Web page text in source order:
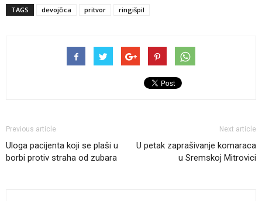
TAGS devojčica pritvor ringišpil
Previous article
Uloga pacijenta koji se plaši u
borbi protiv straha od zubara
Next article
U petak zaprašivanje komaraca
u Sremskoj Mitrovici